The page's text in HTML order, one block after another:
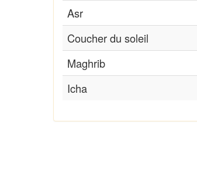
Asr
Coucher du soleil
Maghrib
Icha